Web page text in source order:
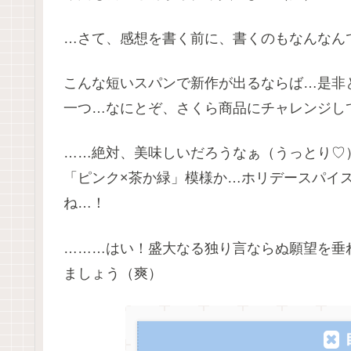
…さて、感想を書く前に、書くのもなんな
こんな短いスパンで新作が出るならば…是
一つ…なにとぞ、さくら商品にチャレンジし
……絶対、美味しいだろうなぁ（うっとり♡
「ピンク×茶か緑」模様か…ホリデースパ
ね…！
………はい！盛大なる独り言ならぬ願望を垂
ましょう（爽）